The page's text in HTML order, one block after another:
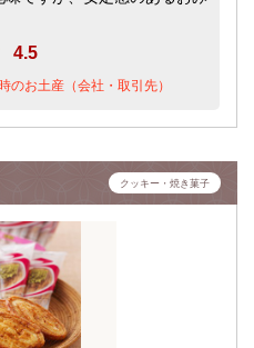
4.5
のお土産（会社・取引先）
クッキー・焼き菓子